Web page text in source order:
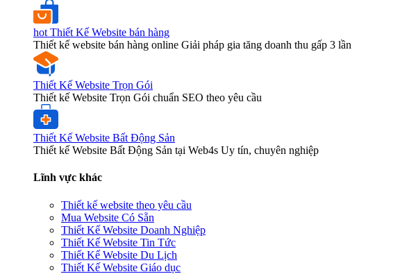
hot Thiết Kế Website bán hàng
Thiết kế website bán hàng online Giải pháp gia tăng doanh thu gấp 3 lần
Thiết Kế Website Trọn Gói
Thiết kế Website Trọn Gói chuẩn SEO theo yêu cầu
Thiết Kế Website Bất Động Sản
Thiết kế Website Bất Động Sản tại Web4s Uy tín, chuyên nghiệp
Lĩnh vực khác
Thiết kế website theo yêu cầu
Mua Website Có Sẵn
Thiết Kế Website Doanh Nghiệp
Thiết Kế Website Tin Tức
Thiết Kế Website Du Lịch
Thiết Kế Website Giáo dục